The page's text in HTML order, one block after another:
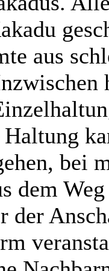
aus
bei
dem
der